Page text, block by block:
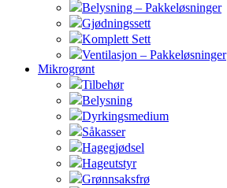
Belysning – Pakkeløsninger
Gjødningssett
Komplett Sett
Ventilasjon – Pakkeløsninger
Mikrogrønt
Tilbehør
Belysning
Dyrkingsmedium
Såkasser
Hagegjødsel
Hageutstyr
Grønnsaksfrø